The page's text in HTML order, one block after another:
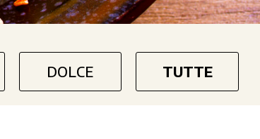
DOLCE TUTTE